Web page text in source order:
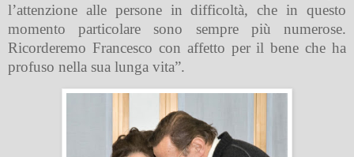
l’attenzione alle persone in difficoltà, che in questo
momento particolare sono sempre più numerose.
Ricorderemo Francesco con affetto per il bene che ha
profuso nella sua lunga vita”.